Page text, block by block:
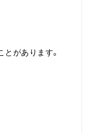
とがあります。